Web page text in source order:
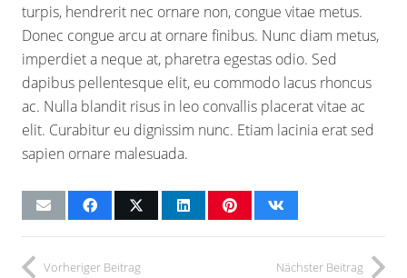
turpis, hendrerit nec ornare non, congue vitae metus.
Donec congue arcu at ornare finibus. Nunc diam metus,
imperdiet a neque at, pharetra egestas odio. Sed
dapibus pellentesque elit, eu commodo lacus rhoncus
ac. Nulla blandit risus in leo convallis placerat vitae ac
elit. Curabitur eu dignissim nunc. Etiam lacinia erat sed
sapien ornare malesuada.
Vorheriger Beitrag Nächster Beitrag